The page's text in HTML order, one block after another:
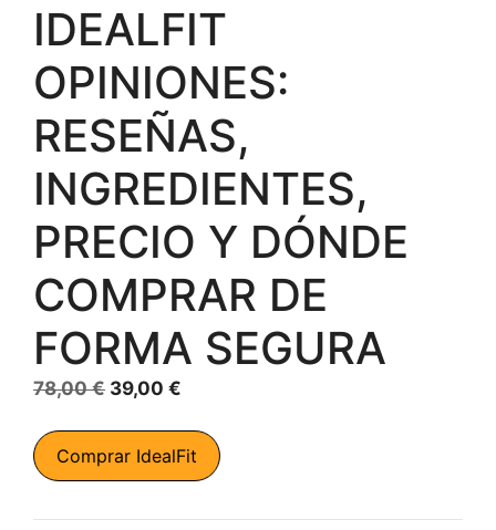
IDEALFIT
OPINIONES:
RESEÑAS,
INGREDIENTES,
PRECIO Y DÓNDE
COMPRAR DE
FORMA SEGURA
78,00€ El
era:
39,00 €
actual
es:
Comprar IdealFit